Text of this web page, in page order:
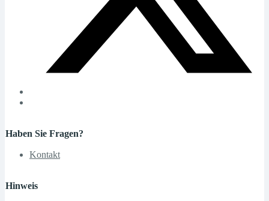
Haben Sie Fragen?
Kontakt
Hinweis